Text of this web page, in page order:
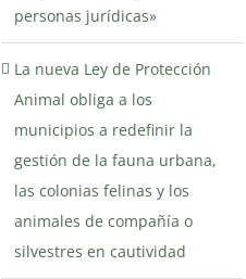
personas jurídicas»
La nueva Ley de Protección
Animal obliga a los
municipios a redefinir la
gestión de la fauna urbana,
las colonias felinas y los
animales de compañía o
silvestres en cautividad